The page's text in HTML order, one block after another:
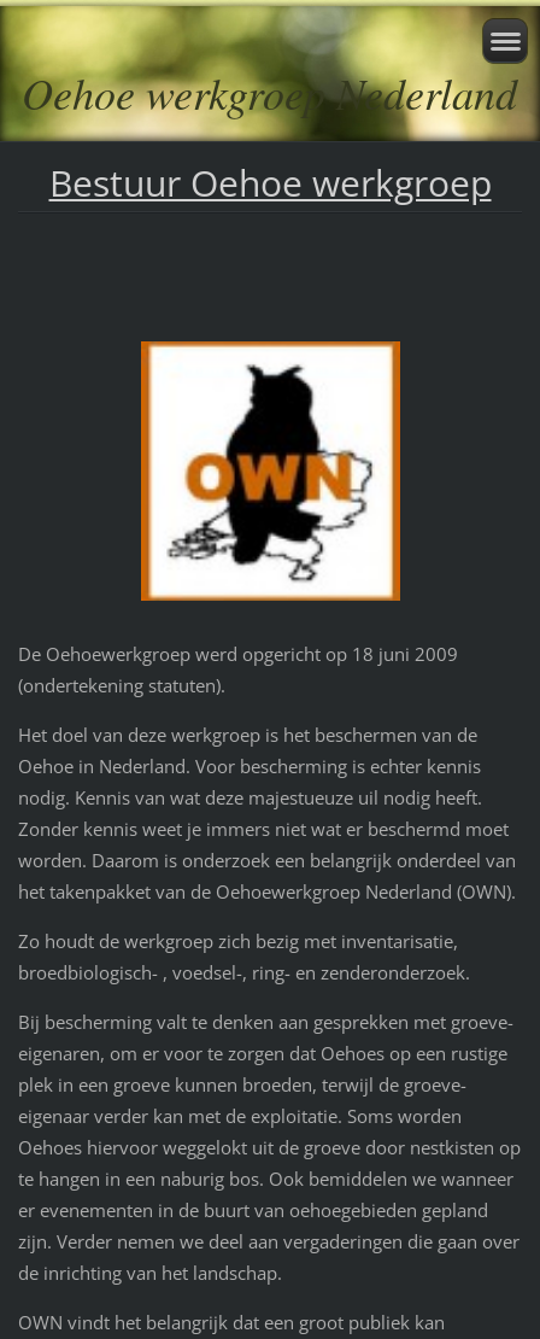
Oehoe werkgroep Nederland
Bestuur Oehoe werkgroep
De Oehoewerkgroep werd opgericht op 18 juni 2009
(ondertekening statuten).
Het doel van deze werkgroep is het beschermen van de
Oehoe in Nederland. Voor bescherming is echter kennis
nodig. Kennis van wat deze majestueuze uil nodig heeft.
Zonder kennis weet je immers niet wat er beschermd moet
worden. Daarom is onderzoek een belangrijk onderdeel van
het takenpakket van de Oehoewerkgroep Nederland (OWN).
Zo houdt de werkgroep zich bezig met inventarisatie,
broedbiologisch- , voedsel-, ring- en zenderonderzoek.
Bij bescherming valt te denken aan gesprekken met groeve-
eigenaren, om er voor te zorgen dat Oehoes op een rustige
plek in een groeve kunnen broeden, terwijl de groeve-
eigenaar verder kan met de exploitatie. Soms worden
Oehoes hiervoor weggelokt uit de groeve door nestkisten op
te hangen in een naburig bos. Ook bemiddelen we wanneer
er evenementen in de buurt van oehoegebieden gepland
zijn. Verder nemen we deel aan vergaderingen die gaan over
de inrichting van het landschap.
OWN vindt het belangrijk dat een groot publiek kan